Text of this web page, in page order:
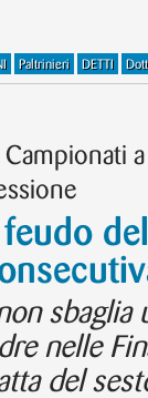
Paltrinieri DETTI
sbaglia
nelle
del